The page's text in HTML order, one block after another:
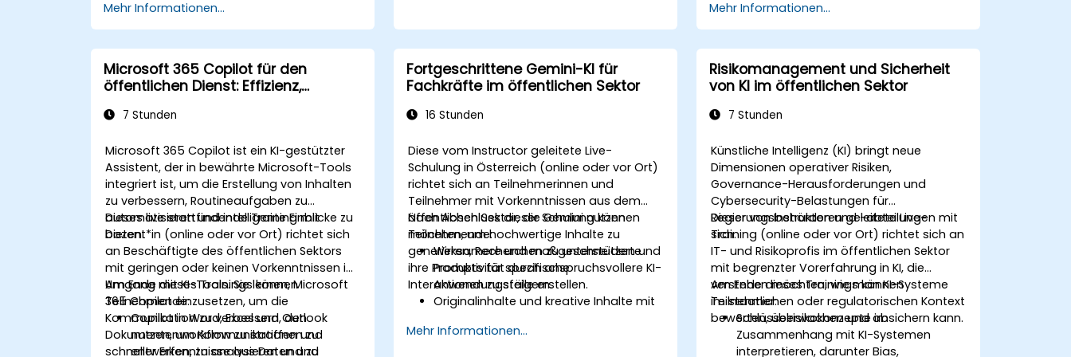
Mehr Informationen...
Mehr Informationen...
Microsoft 365 Copilot für den
öffentlichen Dienst: Effizienz,
7 Stunden
Microsoft 365 Copilot ist ein KI-gestützter
Assistent, der in bewährte Microsoft-Tools
integriert ist, um die Erstellung von Inhalten
zu verbessern, Routineaufgaben zu
automatisieren und intelligente Einblicke zu
bieten.
Dieses live stattfindende Training mit
Dozent*in (online oder vor Ort) richtet sich
an Beschäftigte des öffentlichen Sektors
mit geringen oder keinen Vorkenntnissen im
Umgang mit KI-Tools. Sie lernen, Microsoft
365 Copilot einzusetzen, um die
Kommunikation zu verbessern, den
Dokumentenworkflow zu straffen und
schneller Erkenntnisse aus Daten und
Am Ende dieses Trainings können
Teilnehmende:
Copilot in Word, Excel und Outlook
nutzen, um Kommunikationen zu
entwerfen, zu analysieren und zu
Fortgeschrittene Gemini-KI für
Fachkräfte im öffentlichen Sektor
16 Stunden
Diese vom Instructor geleitete Live-
Schulung in Österreich (online oder vor Ort)
richtet sich an Teilnehmerinnen und
Teilnehmer mit Vorkenntnissen aus dem
öffentlichen Sektor, die Gemini nutzen
möchten, um hochwertige Inhalte zu
generieren, Recherchen zu unterstützen und
ihre Produktivität durch anspruchsvollere KI-
Interaktionen zu steigern.
Nach Abschluss dieser Schulung können
Teilnehmende:
Wirksamere und maßgeschneiderte
Prompts für spezifische
Anwendungsfälle erstellen.
Originalinhalte und kreative Inhalte mit
Komplexe Informationen präzise
Mehr Informationen...
Risikomanagement und Sicherheit
von KI im öffentlichen Sektor
7 Stunden
Künstliche Intelligenz (KI) bringt neue
Dimensionen operativer Risiken,
Governance-Herausforderungen und
Cybersecurity-Belastungen für
Regierungsbehörden und -abteilungen mit
sich.
Dieser von Instruktoren geleitete Live-
Training (online oder vor Ort) richtet sich an
IT- und Risikoprofis im öffentlichen Sektor
mit begrenzter Vorerfahrung in KI, die
verstehen möchten, wie man KI-Systeme
im staatlichen oder regulatorischen Kontext
bewerten, überwachen und absichern kann.
Am Ende dieses Trainings können
Teilnehmer:
Schlüsselrisikokonzepte im
Zusammenhang mit KI-Systemen
interpretieren, darunter Bias,